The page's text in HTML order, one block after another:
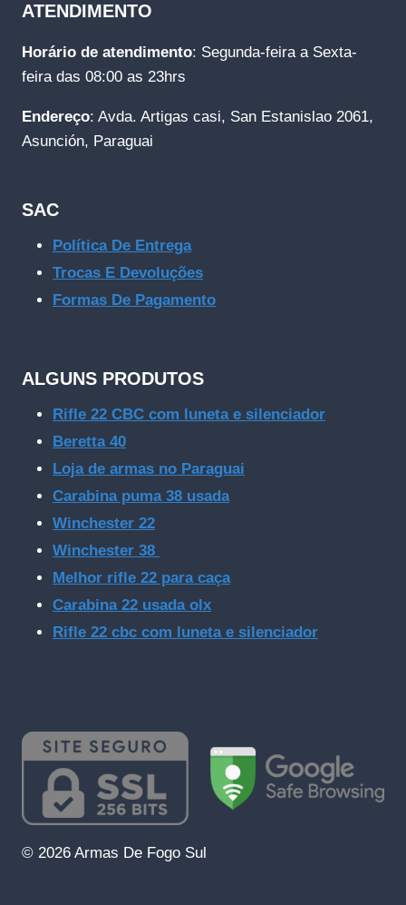
ATENDIMENTO
Horário de atendimento: Segunda-feira a Sexta-
feira das 08:00 as 23hrs
Endereço: Avda. Artigas casi, San Estanislao 2061,
Asunción, Paraguai
SAC
Política De Entrega
Trocas E Devoluções
Formas De Pagamento
ALGUNS PRODUTOS
Rifle 22 CBC com luneta e silenciador
Beretta 40
Loja de armas no Paraguai
Carabina puma 38 usada
Winchester 22
Winchester 38
Melhor rifle 22 para caça
Carabina 22 usada olx
Rifle 22 cbc com luneta e silenciador
© 2026 Armas De Fogo Sul